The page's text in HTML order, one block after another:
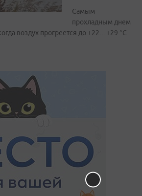
Самым
прохладным днем
воздух прогреется до +22…+29 °С